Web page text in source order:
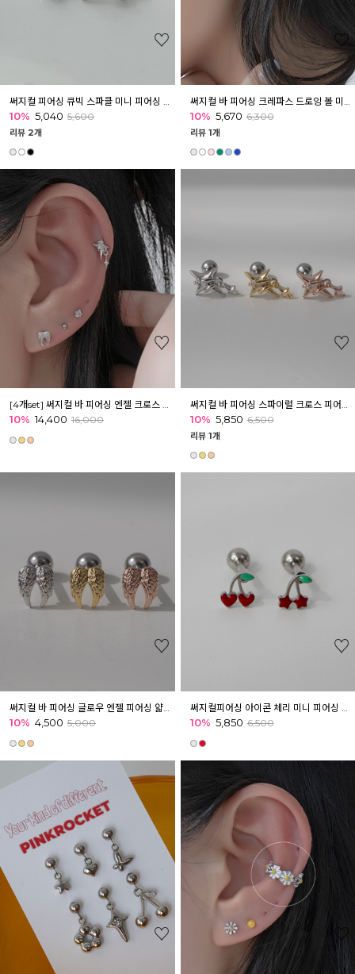
써지컬 피어싱 큐빅 스파클 미니 피어싱 귓볼 귓바퀴 이너컨츠 아웃컨츠
10% 5,040 5,600
리뷰 2개
써지컬 바 피어싱 크레파스 드로잉 볼 미니 피어싱 귓볼 귓바퀴 아웃컨츠
10% 5,670 6,300
리뷰 1개
[4개set] 써지컬 바 피어싱 엔젤 크로스 볼 피어싱 세트
10% 14,400 16,000
써지컬 바 피어싱 스파이럴 크로스 피어싱 얇은 바변경 귓볼 귓바퀴 아웃컨츠
10% 5,850 6,500
리뷰 1개
10% 4,500 5,000 10% 5,850 6,500